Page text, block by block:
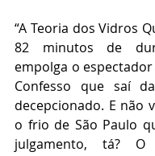
“A Teoria dos Vidros
82 minutos de
empolga o
Confesso que saí
decepcionado. E não
o frio de São Paulo
julgamento, tá?